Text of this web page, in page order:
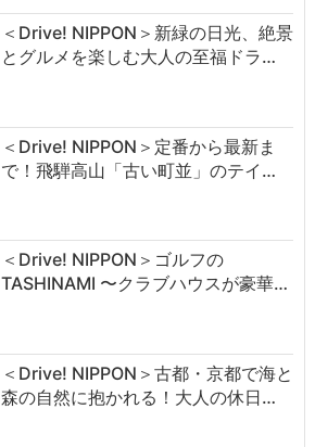
＜Drive! NIPPON＞新緑の日光、絶景
とグルメを楽しむ大人の至福ドラ…
＜Drive! NIPPON＞定番から最新ま
で！飛騨高山「古い町並」のテイ…
＜Drive! NIPPON＞ゴルフの
TASHINAMI 〜クラブハウスが豪華…
＜Drive! NIPPON＞古都・京都で海と
森の自然に抱かれる！大人の休日…